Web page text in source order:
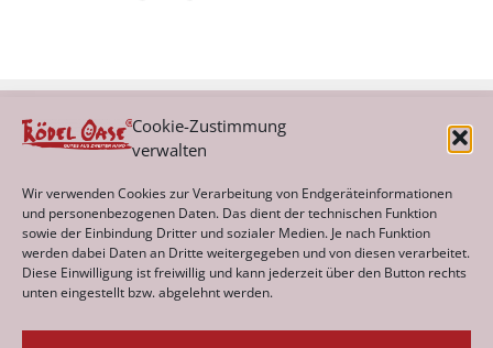
Cookie-Zustimmung
verwalten
Wir verwenden Cookies zur Verarbeitung von Endgeräteinformationen
und personenbezogenen Daten. Das dient der technischen Funktion
sowie der Einbindung Dritter und sozialer Medien. Je nach Funktion
werden dabei Daten an Dritte weitergegeben und von diesen verarbeitet.
Diese Einwilligung ist freiwillig und kann jederzeit über den Button rechts
unten eingestellt bzw. abgelehnt werden.
Archiv